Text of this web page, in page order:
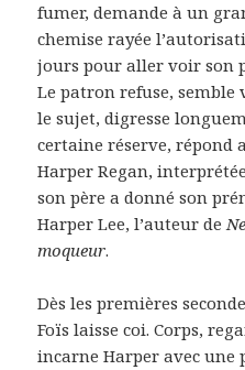
fumer, demande à un
chemise rayée
jours pour aller voir son
Le patron refuse,
le sujet, digresse
certaine réserve, répond
Harper Regan,
son père a donné son
Harper Lee, l’auteur de
moqueur.
Dès les premières
Foïs laisse coi. Corps,
incarne Harper avec une